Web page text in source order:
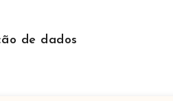
de dados